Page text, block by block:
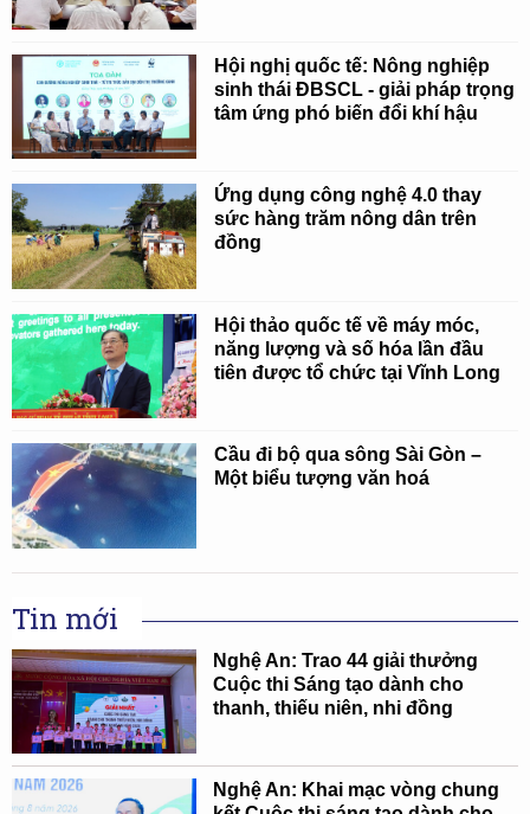
Hội nghị quốc tế: Nông nghiệp
sinh thái ĐBSCL - giải pháp trọng
tâm ứng phó biến đổi khí hậu
Ứng dụng công nghệ 4.0 thay
sức hàng trăm nông dân trên
đồng
Hội thảo quốc tế về máy móc,
năng lượng và số hóa lần đầu
tiên được tổ chức tại Vĩnh Long
Cầu đi bộ qua sông Sài Gòn –
Một biểu tượng văn hoá
Tin mới
Nghệ An: Trao 44 giải thưởng
Cuộc thi Sáng tạo dành cho
thanh, thiếu niên, nhi đồng
Nghệ An: Khai mạc vòng chung